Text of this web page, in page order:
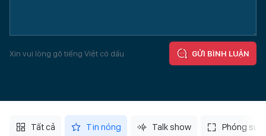
Xin vui lòng gõ tiếng Việt có dấu GỬI BÌNH LUẬN
Tất cả Tin nóng Talk show Phóng sự